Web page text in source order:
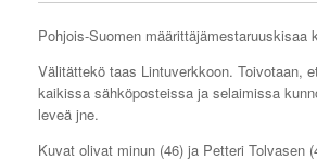
Pohjois-Suomen määrittäjämestaruuskisaa
Välitättekö taas Lintuverkkoon. Toivotaan,
kaikissa sähköposteissa ja selaimissa
leveä jne.
Kuvat olivat minun (46) ja Petteri Tolvasen